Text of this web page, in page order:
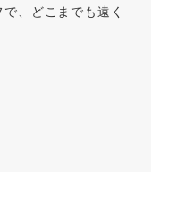
、どこまでも遠く